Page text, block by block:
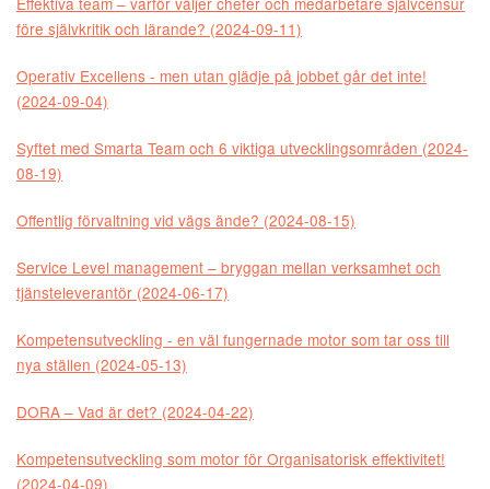
före självkritik och lärande? (2024-09-11)
Operativ Excellens - men utan glädje på jobbet går det inte!
(2024-09-04)
Syftet med Smarta Team och 6 viktiga utvecklingsområden (2024-
08-19)
Offentlig förvaltning vid vägs ände? (2024-08-15)
Service Level management – bryggan mellan verksamhet och
tjänsteleverantör (2024-06-17)
Kompetensutveckling - en väl fungernade motor som tar oss till
nya ställen (2024-05-13)
DORA – Vad är det? (2024-04-22)
Kompetensutveckling som motor för Organisatorisk effektivitet!
(2024-04-09)